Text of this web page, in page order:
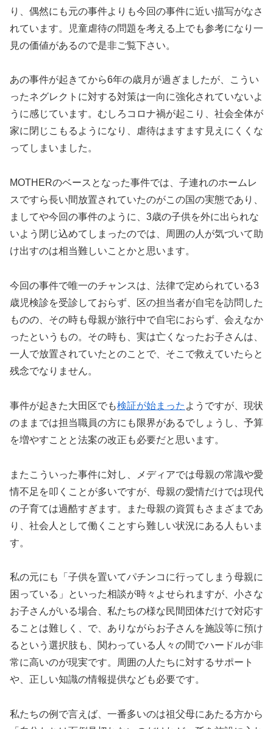
り、偶然にも元の事件よりも今回の事件に近い描写がなさ
れています。児童虐待の問題を考える上でも参考になり一
見の価値があるので是非ご覧下さい。
あの事件が起きてから6年の歳月が過ぎましたが、こうい
ったネグレクトに対する対策は一向に強化されていないよ
うに感じています。むしろコロナ禍が起こり、社会全体が
家に閉じこもるようになり、虐待はますます見えにくくな
ってしまいました。
MOTHERのベースとなった事件では、子連れのホームレ
スですら長い間放置されていたのがこの国の実態であり、
ましてや今回の事件のように、3歳の子供を外に出られな
いよう閉じ込めてしまったのでは、周囲の人が気づいて助
け出すのは相当難しいことかと思います。
今回の事件で唯一のチャンスは、法律で定められている3
歳児検診を受診しておらず、区の担当者が自宅を訪問した
ものの、その時も母親が旅行中で自宅におらず、会えなか
ったというもの。その時も、実は亡くなったお子さんは、
一人で放置されていたとのことで、そこで救えていたらと
残念でなりません。
事件が起きた大田区でも検証が始まった ようですが、現状
のままでは担当職員の方にも限界があるでしょうし、予算
を増やすことと法案の改正も必要だと思います。
またこういった事件に対し、メディアでは母親の常識や愛
情不足を叩くことが多いですが、母親の愛情だけでは現代
の子育ては過酷すぎます。また母親の資質もさまざまであ
り、社会人として働くことすら難しい状況にある人もいま
す。
私の元にも「子供を置いてパチンコに行ってしまう母親に
困っている」といった相談が時々よせられますが、小さな
お子さんがいる場合、私たちの様な民間団体だけで対応す
ることは難しく、で、ありながらお子さんを施設等に預け
るという選択肢も、関わっている人々の間でハードルが非
常に高いのが現実です。周囲の人たちに対するサポート
や、正しい知識の情報提供なども必要です。
私たちの例で言えば、一番多いのは祖父母にあたる方から